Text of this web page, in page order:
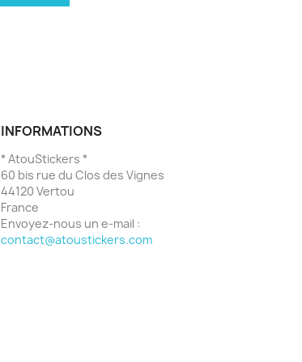
INFORMATIONS
* AtouStickers *
60 bis rue du Clos des Vignes
44120 Vertou
France
Envoyez-nous un e-mail :
contact@atoustickers.com